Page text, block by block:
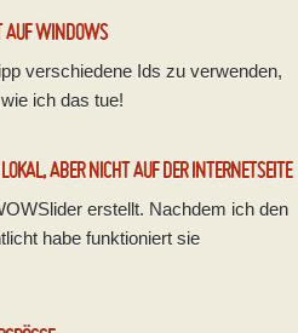
AUF WINDOWS
verschiedene Ids zu verwenden,
ich das tue!
ABER NICHT AUF DER INTERNETSEITE
erstellt. Nachdem ich den
habe funktioniert sie